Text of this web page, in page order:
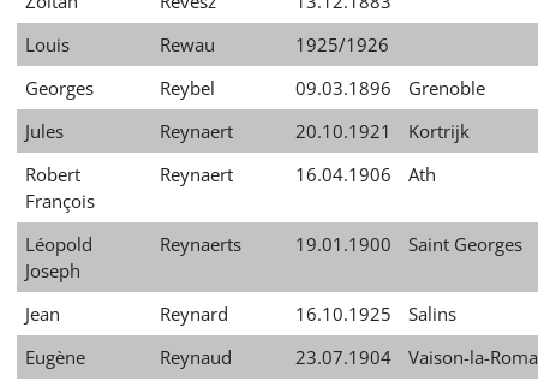
Louis
Rewau
1925/1926
Georges
Reybel 09.03.1896
Grenoble
Jules
Reynaert 20.10.1921
Kortrijk
Robert
François
Reynaert 16.04.1906 Ath
Léopold
Joseph
Reynaerts 19.01.1900 Saint Georges
Jean Reynard 16.10.1925
Salins
Eugène
Reynaud 23.07.1904
Vaison-la-